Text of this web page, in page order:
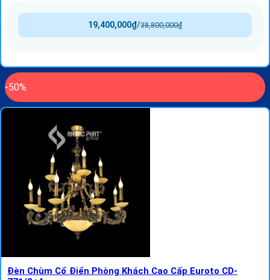
38,800,000₫
/
19,400,000₫
-50%
Đèn Chùm Cổ Điển Phòng Khách Cao Cấp Euroto CD-